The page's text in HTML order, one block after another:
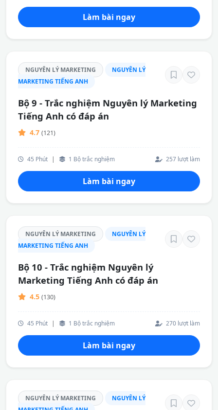
Làm bài ngay
NGUYÊN LÝ MARKETING
NGUYÊN LÝ
MARKETING TIẾNG ANH
Bộ 9 - Trắc nghiệm Nguyên lý Marketing
Tiếng Anh có đáp án
4.7 (121)
45 Phút | 1 Bộ trắc nghiệm 257 lượt làm
Làm bài ngay
NGUYÊN LÝ MARKETING
NGUYÊN LÝ
MARKETING TIẾNG ANH
Bộ 10 - Trắc nghiệm Nguyên lý
Marketing Tiếng Anh có đáp án
4.5 (130)
45 Phút | 1 Bộ trắc nghiệm 270 lượt làm
Làm bài ngay
NGUYÊN LÝ MARKETING
NGUYÊN LÝ